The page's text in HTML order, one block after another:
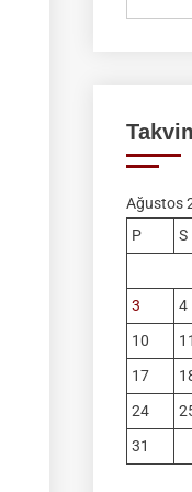
Ağustos
P
S
3
4
10
11
17
24
31